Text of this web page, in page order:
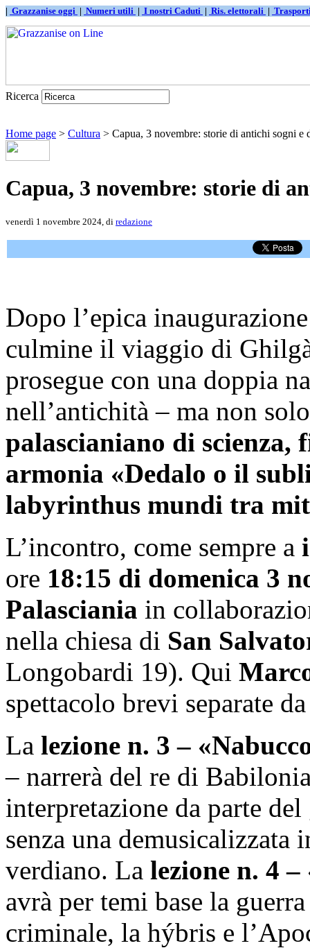
| Grazzanise oggi | Numeri utili | I nostri Caduti | Ris. elettorali |
Ricerca
Home page > Cultura > Capua, 3 novembre: storie di antichi sogni e
Capua, 3 novembre: storie di
venerdì 1 novembre 2024, di redazione
Dopo l’epica
culmine il viaggio di
prosegue con una doppia
nell’antichità – ma non
palascianiano di scienza,
armonia «Dedalo o il
labyrinthus mundi tra
L’incontro, come sempre a
ore 18:15 di domenica 3
Palasciania in
nella chiesa di San
Longobardi 19). Qui
spettacolo brevi separate
La lezione n. 3 –
– narrerà del re di
interpretazione da parte
senza una demusicalizzata
verdiano. La lezione n. 4
avrà per temi base la
criminale, la hýbris e